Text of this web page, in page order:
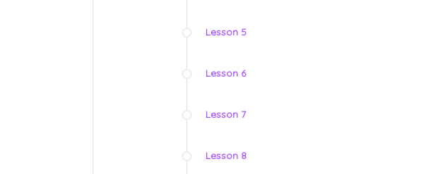
Lesson 5
Lesson 6
Lesson 7
Lesson 8